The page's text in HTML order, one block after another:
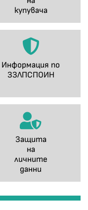
купувача
Информация по
ЗЗЛПСПОИН
Защита
на
личните
данни